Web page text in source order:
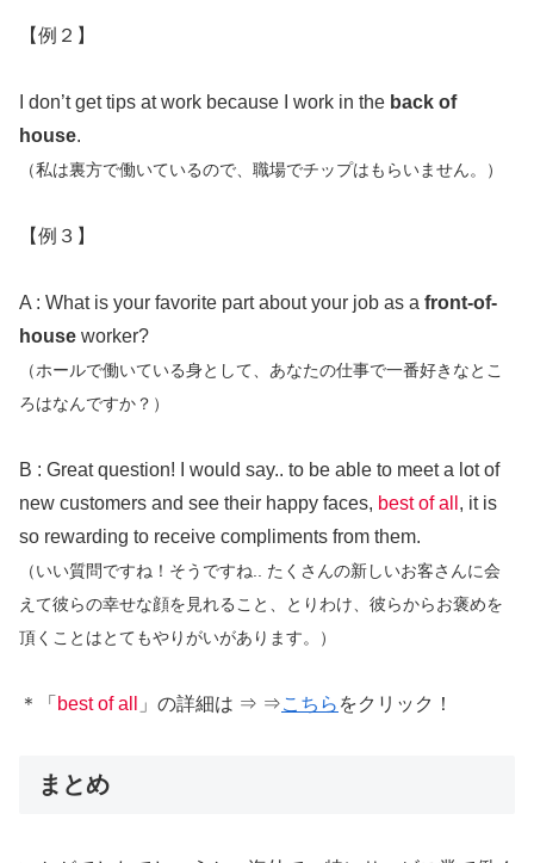
【例２】
I don’t get tips at work because I work in the back of
house.
（私は裏方で働いているので、職場でチップはもらいません。）
【例３】
A : What is your favorite part about your job as a front-of-
house worker?
（ホールで働いている身として、あなたの仕事で一番好きなとこ
ろはなんですか？）
B : Great question! I would say.. to be able to meet a lot of
new customers and see their happy faces, best of all , it is
so rewarding to receive compliments from them.
（いい質問ですね！そうですね.. たくさんの新しいお客さんに会
えて彼らの幸せな顔を見れること、とりわけ、彼らからお褒めを
頂くことはとてもやりがいがあります。）
＊「 best of all 」の詳細は ⇒ ⇒こちら をクリック！
まとめ